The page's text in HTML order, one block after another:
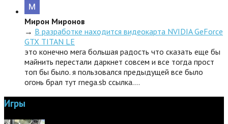
Мирон Миронов
→ В разработке находится видеокарта NVIDIA GeForce
GTX TITAN LE
это конечно мега большая радость что сказать еще бы
майнить перестали даркнет совсем и все тогда прост
топ бы было. я пользовался предыдущей все было
огонь брал тут rnega.sb ссылка.…
Игры